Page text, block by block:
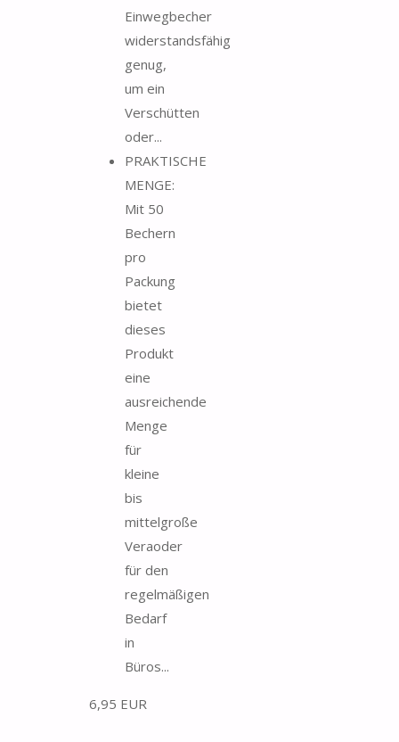
Einwegbecher
widerstandsfähig
genug,
um ein
Verschütten
oder...
PRAKTISCHE
MENGE:
Mit 50
Bechern
pro
Packung
bietet
dieses
Produkt
eine
ausreichende
Menge
für
kleine
bis
mittelgroße
Veraoder
für den
regelmäßigen
Bedarf
in
Büros...
6,95 EUR